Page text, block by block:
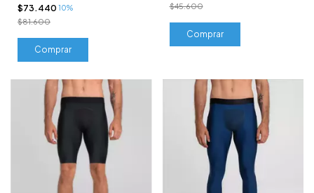
$73.440 10%
$81.600
Comprar
$45.600
Comprar